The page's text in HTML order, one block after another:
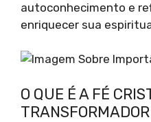
autoconhecimento e
enriquecer sua
O QUE É A FÉ
TRANSFORMADOR